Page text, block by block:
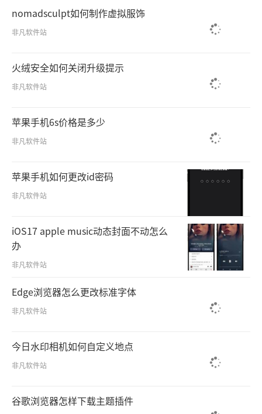
nomadsculpt如何制作虚拟服饰
非凡软件站
火绒安全如何关闭升级提示
非凡软件站
苹果手机6s价格是多少
非凡软件站
苹果手机如何更改id密码
非凡软件站
iOS17 apple music动态封面不动怎么
办
非凡软件站
Edge浏览器怎么更改标准字体
非凡软件站
今日水印相机如何自定义地点
非凡软件站
谷歌浏览器怎样下载主题插件